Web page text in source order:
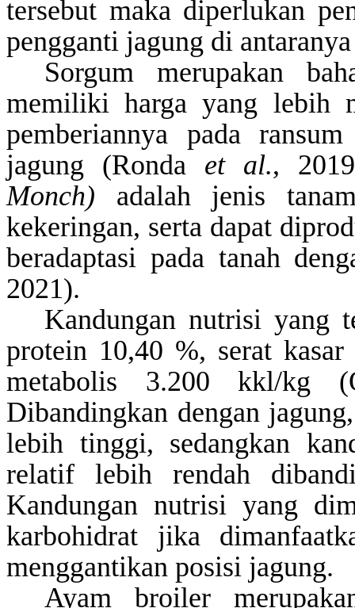
tersebut maka diperlukan
pengganti jagung di
Sorgum merupakan
memiliki harga yang lebih
pemberiannya padaransum
jagung (Ronda et al.,
Monch) adalah jenis
kekeringan, serta dapat
beradaptasi pada tanah
2021).
Kandungan nutrisi yang
protein 10,40 %, serat
metabolis 3.200 kkl/kg
Dibandingkan dengan
lebih tinggi, sedangkan
relatif lebih rendah
Kandungan nutrisi yang
karbohidrat jika
menggantikan posisi jagung.
Ayam broiler